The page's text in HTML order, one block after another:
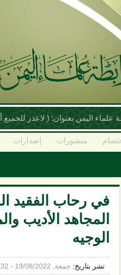
علماء اليمن بعنوان: ( لاعذر
منشورات إصدارات
في رحاب الفقيد
المجاهد الأديب
الوجيه
نشر بتاريخ: جمعة, 19/08/2022 - 12:32ص